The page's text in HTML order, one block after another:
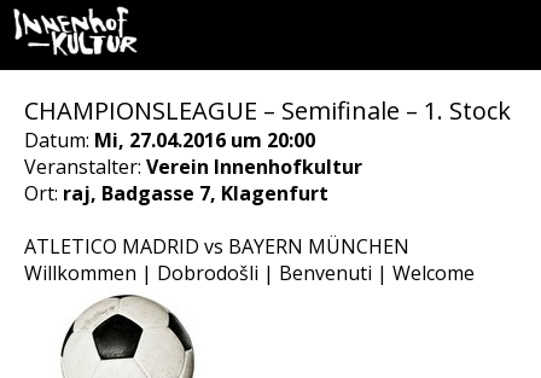
CHAMPIONSLEAGUE – Semifinale – 1. Stock
Datum: Mi, 27.04.2016 um 20:00
Veranstalter: Verein Innenhofkultur
Ort: raj, Badgasse 7, Klagenfurt
ATLETICO MADRID vs BAYERN MÜNCHEN
Willkommen | Dobrodošli | Benvenuti | Welcome